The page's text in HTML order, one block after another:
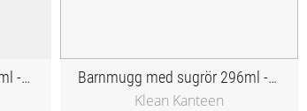
Barnmugg med sugrör 296ml - Crocus Petal Barnmugg med sugrör 296ml - Hawaiian Ocean
Klean Kanteen